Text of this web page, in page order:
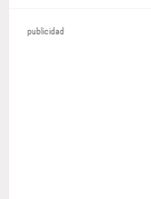
publicidad